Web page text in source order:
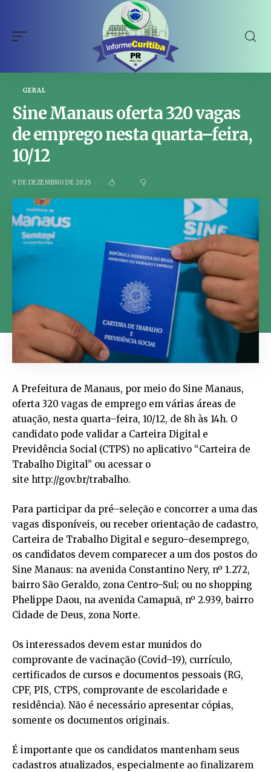
GERAL
Sine Manaus oferta 320 vagas
de emprego nesta quarta–feira,
10/12
9 DE DEZEMBRO DE 2025
A Prefeitura de Manaus, por meio do Sine Manaus,
oferta 320 vagas de emprego em várias áreas de
atuação, nesta quarta–feira, 10/12, de 8h às 14h. O
candidato pode validar a Carteira Digital e
Previdência Social (CTPS) no aplicativo “Carteira de
Trabalho Digital” ou acessar o
site http://gov.br/trabalho.
Para participar da pré–seleção e concorrer a uma das
vagas disponíveis, ou receber orientação de cadastro,
Carteira de Trabalho Digital e seguro–desemprego,
os candidatos devem comparecer a um dos postos do
Sine Manaus: na avenida Constantino Nery, nº 1.272,
bairro São Geraldo, zona Centro–Sul; ou no shopping
Phelippe Daou, na avenida Camapuã, nº 2.939, bairro
Cidade de Deus, zona Norte.
Os interessados devem estar munidos do
comprovante de vacinação (Covid–19), currículo,
certificados de cursos e documentos pessoais (RG,
CPF, PIS, CTPS, comprovante de escolaridade e
residência). Não é necessário apresentar cópias,
somente os documentos originais.
É importante que os candidatos mantenham seus
cadastros atualizados, especialmente ao finalizarem